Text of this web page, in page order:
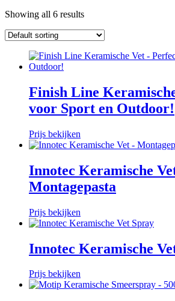
Showing all 6 results
Finish Line
voor Sport en Outdoor!
Prijs bekijken
Innotec Keramische
Montagepasta
Prijs bekijken
Innotec Keramische
Prijs bekijken